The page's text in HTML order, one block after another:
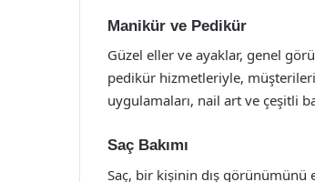
Manikür ve Pedikür
Güzel eller ve ayaklar, genel
pedikür hizmetleriyle,
uygulamaları, nail art ve çeşitli
Saç Bakımı
Saç, bir kişinin dış görünümünü